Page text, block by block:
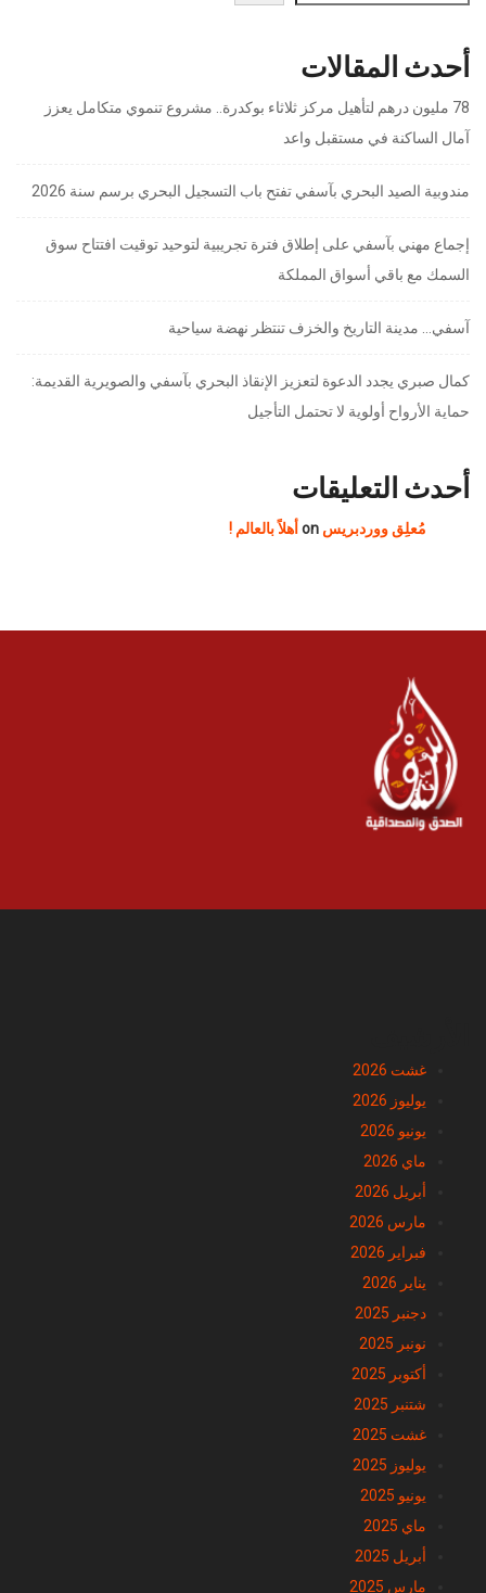
أحدث المقالات
78 مليون درهم لتأهيل مركز ثلاثاء بوكدرة.. مشروع تنموي متكامل يعزز
آمال الساكنة في مستقبل واعد
مندوبية الصيد البحري بآسفي تفتح باب التسجيل البحري برسم سنة 2026
إجماع مهني بآسفي على إطلاق فترة تجريبية لتوحيد توقيت افتتاح سوق
السمك مع باقي أسواق المملكة
آسفي… مدينة التاريخ والخزف تنتظر نهضة سياحية
كمال صبري يجدد الدعوة لتعزيز الإنقاذ البحري بآسفي والصويرية القديمة:
حماية الأرواح أولوية لا تحتمل التأجيل
أحدث التعليقات
مُعلِق ووردبريس أهلاً بالعالم !
غشت 2026
يوليوز 2026
يونيو 2026
ماي 2026
أبريل 2026
مارس 2026
فبراير 2026
يناير 2026
دجنبر 2025
نونبر 2025
أكتوبر 2025
شتنبر 2025
غشت 2025
يوليوز 2025
يونيو 2025
ماي 2025
أبريل 2025
مارس 2025